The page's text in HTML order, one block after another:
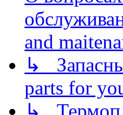
and
↳
parts for